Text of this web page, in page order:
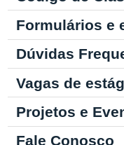
Formulários e
Dúvidas
Vagas de
Projetos e
Fale Conosco